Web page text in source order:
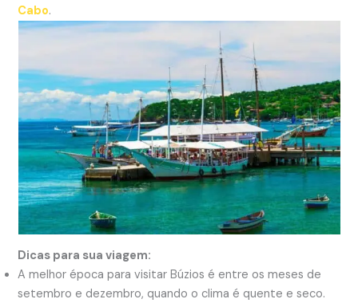
Cabo.
Dicas para sua viagem:
A melhor época para visitar Búzios é entre os meses de
setembro e dezembro, quando o clima é quente e seco.